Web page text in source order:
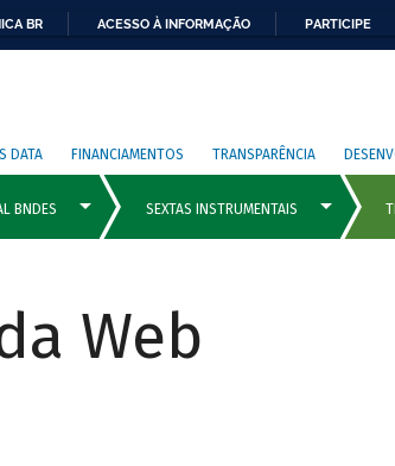
BR ACESSO À INFORMAÇÃO PARTICIPE
DATA FINANCIAMENTOS TRANSPARÊNCIA
Web